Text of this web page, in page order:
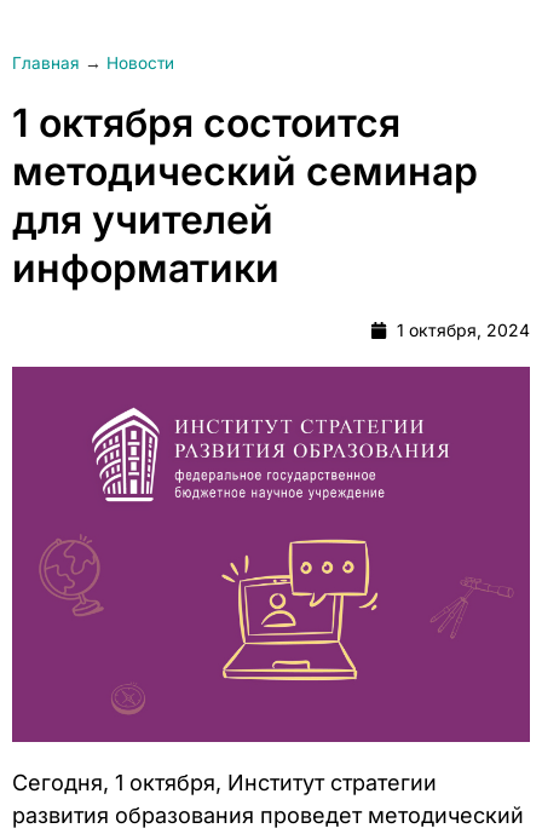
Главная → Новости
1 октября состоится
методический семинар
для учителей
информатики
1 октября, 2024
Сегодня, 1 октября, Институт стратегии
развития образования проведет методический